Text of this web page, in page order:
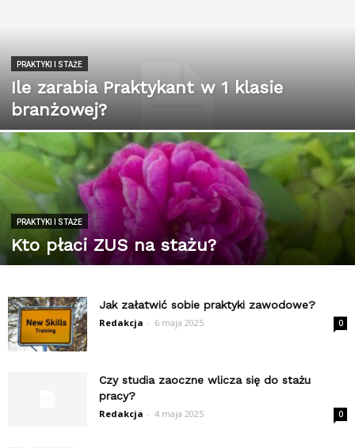
PRAKTYKI I STAŻE
Ile zarabia Praktykant w 1 klasie
branżowej?
PRAKTYKI I STAŻE
Kto płaci ZUS na stażu?
Jak załatwić sobie praktyki zawodowe?
Redakcja - 6 maja 2025 0
Czy studia zaoczne wlicza się do stażu
pracy?
Redakcja - 4 maja 2025 0